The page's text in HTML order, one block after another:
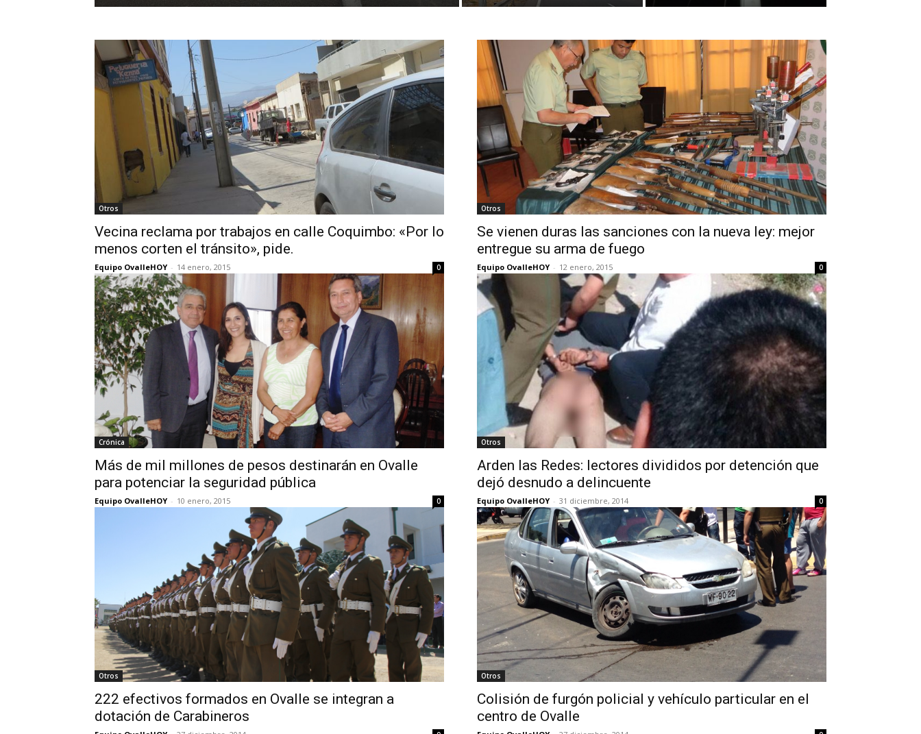
Otros
Vecina reclama por trabajos en calle Coquimbo: «Por lo
menos corten el tránsito», pide.
Equipo OvalleHOY - 14 enero, 2015 0
Otros
Se vienen duras las sanciones con la nueva ley: mejor
entregue su arma de fuego
Equipo OvalleHOY - 12 enero, 2015 0
Crónica
Más de mil millones de pesos destinarán en Ovalle
para potenciar la seguridad pública
Equipo OvalleHOY - 10 enero, 2015 0
Otros
Arden las Redes: lectores divididos por detención que
dejó desnudo a delincuente
Equipo OvalleHOY - 31 diciembre, 2014 0
Otros
222 efectivos formados en Ovalle se integran a
dotación de Carabineros
Otros
Colisión de furgón policial y vehículo particular en el
centro de Ovalle